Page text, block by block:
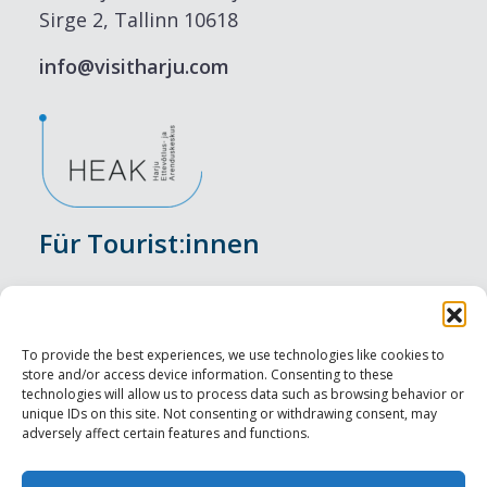
To provide the best experiences, we use technologies like cookies to
store and/or access device information. Consenting to these
technologies will allow us to process data such as browsing behavior or
unique IDs on this site. Not consenting or withdrawing consent, may
adversely affect certain features and functions.
Sirge 2, Tallinn 10618
info@visitharju.com
Für Tourist:innen
Unterkunft
Genusserlebnisse
Sehenswürdigkeiten